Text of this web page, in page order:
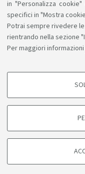
in "Personalizza
specifici in "Mostra
Potrai sempre rivedere
rientrando nella sezione
Per maggiori informazioni
COOKIE DI
degli utenti, creare profili
di marketing.
Google/Youtube Video
Bologna - Via
Note legali